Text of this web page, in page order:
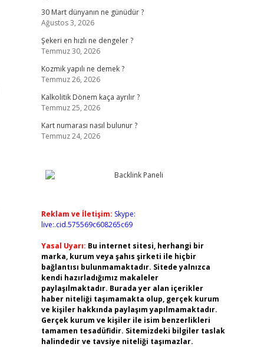
30 Mart dünyanın ne günüdür ?
Ağustos 3, 2026
Şekeri en hızlı ne dengeler ?
Temmuz 30, 2026
Kozmik yapılı ne demek ?
Temmuz 26, 2026
Kalkolitik Dönem kaça ayrılır ?
Temmuz 25, 2026
Kart numarası nasıl bulunur ?
Temmuz 24, 2026
Reklam ve İletişim: Skype:
live:.cid.575569c608265c69
Yasal Uyarı: Bu internet sitesi, herhangi bir
marka, kurum veya şahıs şirketi ile hiçbir
bağlantısı bulunmamaktadır. Sitede yalnızca
kendi hazırladığımız makaleler
paylaşılmaktadır. Burada yer alan içerikler
haber niteliği taşımamakta olup, gerçek kurum
ve kişiler hakkında paylaşım yapılmamaktadır.
Gerçek kurum ve kişiler ile isim benzerlikleri
tamamen tesadüfidir. Sitemizdeki bilgiler taslak
halindedir ve tavsiye niteliği taşımazlar.